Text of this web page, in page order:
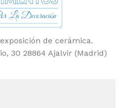
de cerámica.
30 28864 Ajalvir (Madrid)